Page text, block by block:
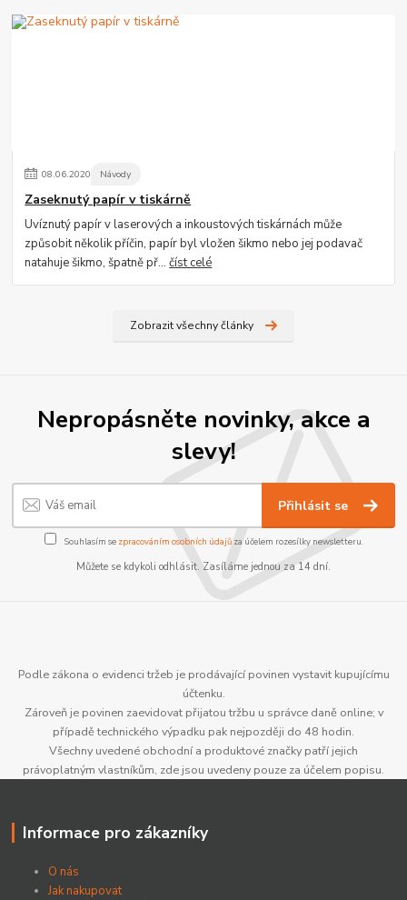
08.06.2020 Návody
Zaseknutý papír v tiskárně
Uvíznutý papír v laserových a inkoustových tiskárnách může
způsobit několik příčin, papír byl vložen šikmo nebo jej podavač
natahuje šikmo, špatně př...číst celé
Zobrazit všechny články
Nepropásněte novinky, akce a
slevy!
Přihlásit se
Souhlasím se zpracováním osobních údajůza účelem rozesílky newsletteru.
Můžete se kdykoli odhlásit. Zasíláme jednou za 14 dní.
Podle zákona o evidenci tržeb je prodávající povinen vystavit kupujícímu
účtenku.
Zároveň je povinen zaevidovat přijatou tržbu u správce daně online; v
případě technického výpadku pak nejpozději do 48 hodin.
Všechny uvedené obchodní a produktové značky patří jejich
právoplatným vlastníkům, zde jsou uvedeny pouze za účelem popisu.
Informace pro zákazníky
O nás
Jak nakupovat